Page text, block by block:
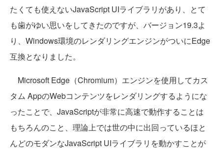
たくても使えないJavaScript UIライブラリがあり、とて
も歯がゆい思いをしてきたのですが、バージョン19.3よ
り、Windows環境のレンダリングエンジンがついにEdge
互換となりました。
Microsoft Edge（Chromium）エンジンを使用してカス
タム AppのWebコンテンツをレンダリングするようにな
ったことで、JavaScriptが非常に高速で動作することは
もちろんのこと、理論上では世の中に出回っているほと
んどのモダンなJavaScript UIライブラリを動かすことが